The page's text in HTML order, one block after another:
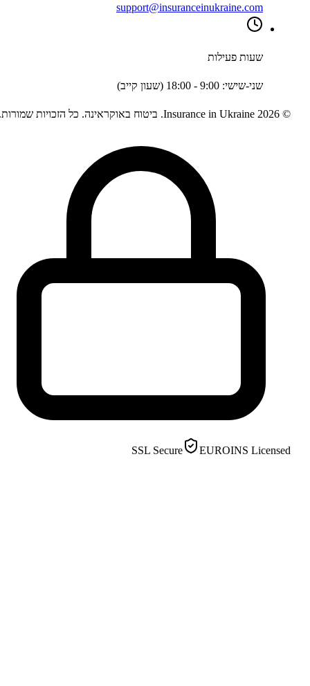
support@insuranceinukraine.com
שעות פעילות
שני-שישי: 9:00 - 18:00 (שעון קייב)
2026
Insurance in Ukraine. ביטוח באוקראינה. כל הזכויות שמורות.
SSL Secure EUROINS